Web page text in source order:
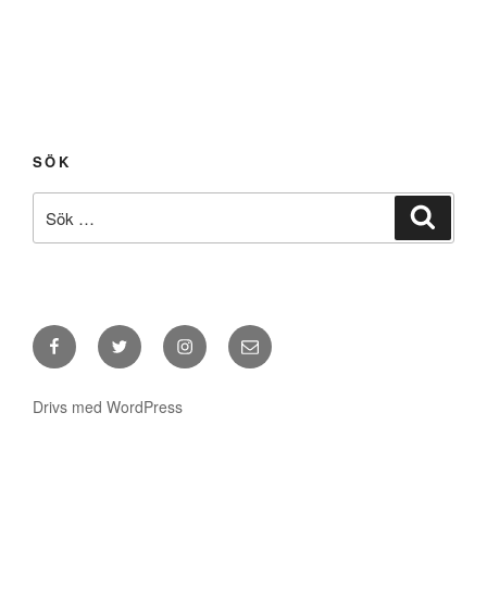
SÖK
efter:
FacebookTwitter InstagramE-
post
Drivs med WordPress